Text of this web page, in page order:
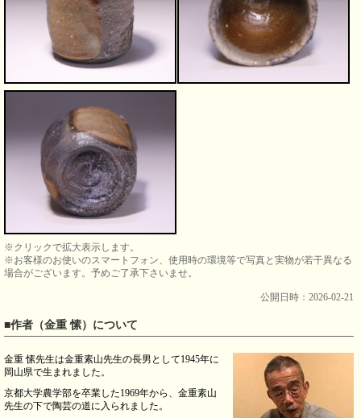
※クリックで拡大表示します。
※お客様のお使いのスマートフォン、使用時の環境等で写真と実物が若干異なる
場合がございます。予めご了承下さいませ。
公開日時：2026-02-21
■作者（金重 愫）について
金重 愫先生は金重素山先生の長男として1945年に
岡山県で生まれました。
京都大学農学部を卒業した1969年から、金重素山
先生の下で陶芸の道に入られました。